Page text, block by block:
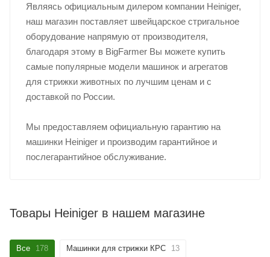
Являясь официальным дилером компании Heiniger,
наш магазин поставляет швейцарское стригальное
оборудование напрямую от производителя,
благодаря этому в BigFarmer Вы можете купить
самые популярные модели машинок и агрегатов
для стрижки животных по лучшим ценам и с
доставкой по России.
Мы предоставляем официальную гарантию на
машинки Heiniger и производим гарантийное и
послегарантийное обслуживание.
Товары Heiniger в нашем магазине
Все 178 Машинки для стрижки КРС 13